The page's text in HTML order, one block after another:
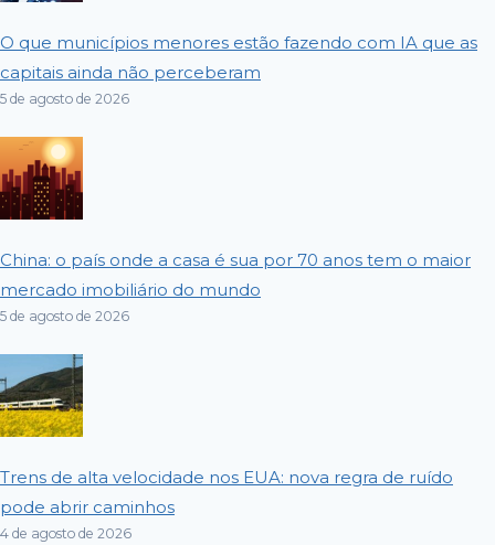
O que municípios menores estão fazendo com IA que as
capitais ainda não perceberam
5 de agosto de 2026
China: o país onde a casa é sua por 70 anos tem o maior
mercado imobiliário do mundo
5 de agosto de 2026
Trens de alta velocidade nos EUA: nova regra de ruído
pode abrir caminhos
4 de agosto de 2026